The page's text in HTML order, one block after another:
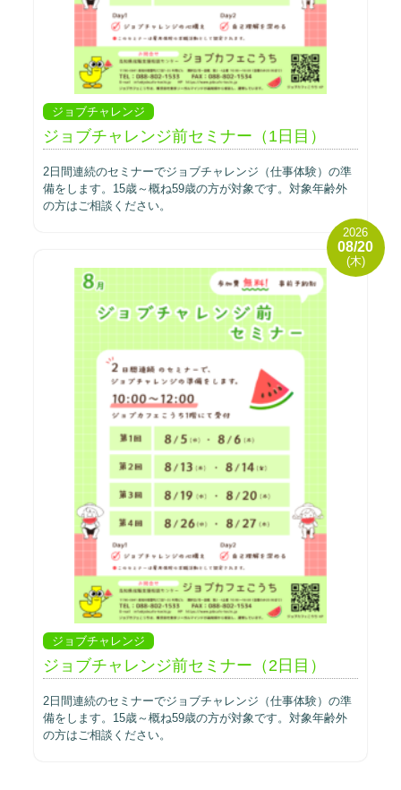
ジョブチャレンジ
ジョブチャレンジ前セミナー（1日目）
2日間連続のセミナーでジョブチャレンジ（仕事体験）の準
備をします。15歳～概ね59歳の方が対象です。対象年齢外
の方はご相談ください。
2026
08/20
(木)
ジョブチャレンジ
ジョブチャレンジ前セミナー（2日目）
2日間連続のセミナーでジョブチャレンジ（仕事体験）の準
備をします。15歳～概ね59歳の方が対象です。対象年齢外
の方はご相談ください。